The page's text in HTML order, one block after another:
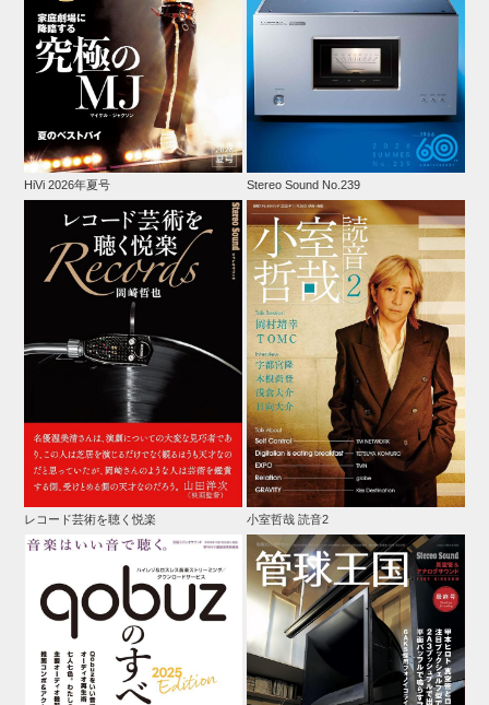
HiVi 2026年夏号 Stereo Sound No.239
レコード芸術を聴く悦楽 小室哲哉 読音2